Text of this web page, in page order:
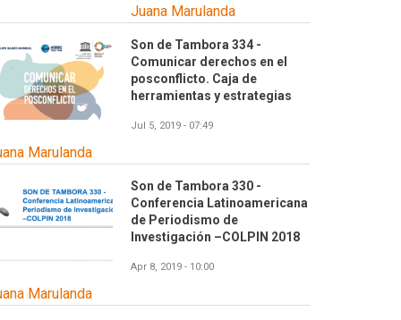
Juana Marulanda
Son de Tambora 334 -
Comunicar derechos en el
posconflicto. Caja de
herramientas y estrategias
Jul 5, 2019 - 07:49
Marulanda
Son de Tambora 330 -
Conferencia Latinoamericana
de Periodismo de
Investigación –COLPIN 2018
Apr 8, 2019 - 10:00
Marulanda